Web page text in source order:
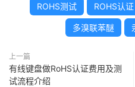
ROHS测试 ROHS认证
多溴联苯醚
上一篇
有线键盘做RoHS认证费用及测
试流程介绍